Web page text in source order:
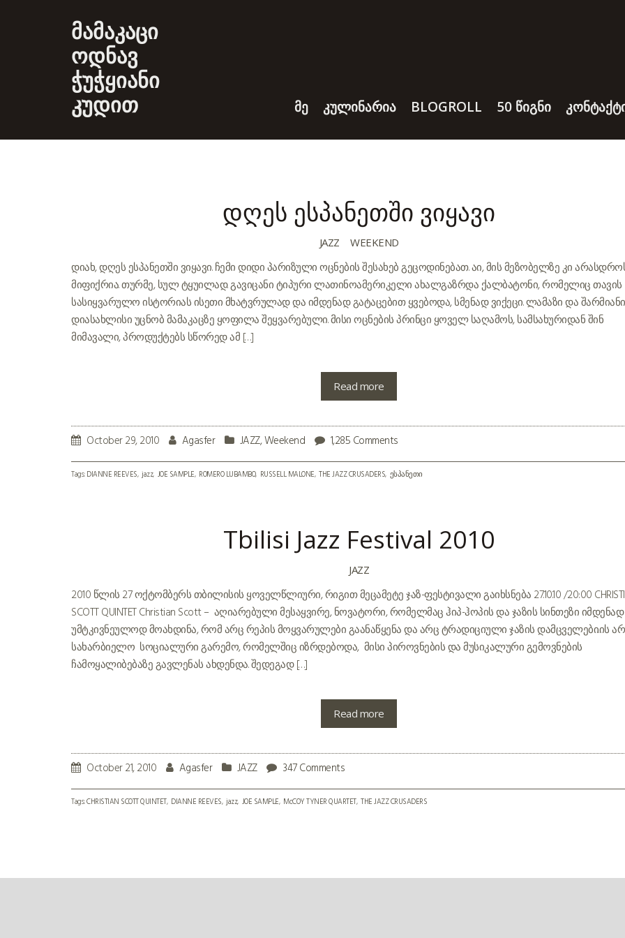
მამაკაცი
ოდნავ
ჭუჭყიანი
კუდით
ᲛᲔ ᲙᲣᲚᲘᲜᲐᲠᲘᲐ BLOGROLL 50 ᲬᲘᲒᲜᲘ
დღეს ესპანეთში ვიყავი
JAZZ WEEKEND
დიახ, დღეს ესპანეთში ვიყავი. ჩემი დიდი პარიზული ოცნების შესახებ გეცოდინებათ. აი, მის მეზობელზე კი
მიფიქრია. თურმე, სულ ტყუილად. გავიცანი ტიპური ლათინოამერიკელი ახალგაზრდა ქალბატონი, რომელიც თავის
სასიყვარულო ისტორიას ისეთი მხატვრულად და იმდენად გატაცებით ყვებოდა, სმენად ვიქეცი. ლამაზი და შარმიანი
დიასახლისი უცნობ მამაკაცზე ყოფილა შეყვარებული. მისი ოცნების პრინცი ყოველ საღამოს, სამსახურიდან შინ
მიმავალი, პროდუქტებს სწორედ ამ […]
Read more
October 29, 2010 Agasfer JAZZ,Weekend 1,285 Comments
Tags: DIANNE REEVES jazz JOE SAMPLE ROMERO LUBAMBO RUSSELL MALONE THE JAZZ CRUSADERS ესპანეთი
Tbilisi Jazz Festival 2010
JAZZ
2010 წლის 27 ოქტომბერს თბილისის ყოველწლიური, რიგით მეცამეტე ჯაზ-ფესტივალი გაიხსნება 27.10.10 /20:00
SCOTT QUINTET Christian Scott – აღიარებული მესაყვირე, ნოვატორი, რომელმაც ჰიპ-ჰოპის და ჯაზის სინთეზი იმდენად
უმტკივნეულოდ მოახდინა, რომ არც რეპის მოყვარულები გაანაწყენა და არც ტრადიციული ჯაზის დამცველები.ის
სახარბიელო სოციალური გარემო, რომელშიც იზრდებოდა, მისი პიროვნების და მუსიკალური გემოვნების
ჩამოყალიბებაზე გავლენას ახდენდა. შედეგად […]
Read more
October 21, 2010 Agasfer JAZZ 347 Comments
Tags:CHRISTIAN SCOTT QUINTET DIANNE REEVES jazz JOE SAMPLE McCOY TYNER QUARTET THE JAZZ CRUSADERS